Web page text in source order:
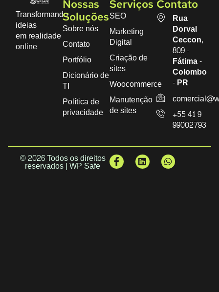
Transformando
ideias
em realidade
online
Nossas
Soluções
Sobre nós
Contato
Portfólio
Dicionário de
TI
Política de
privacidade
Serviços
SEO
Marketing
Digital
Criação de
sites
Woocommerce
Manutenção
de sites
Contato
Rua
Dorval
Ceccon,
809 -
Fátima -
Colombo
- PR
+55 41 9
99002793
© 2026 Todos os direitos
reservados | WP Safe